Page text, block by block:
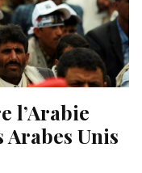
l’Arabie
Unis